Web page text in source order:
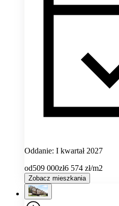
Oddanie: I kwartał 2027
od509 000zł6 574 zł/m2
Zobacz mieszkania